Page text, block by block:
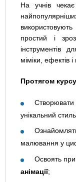
На учнів
простий і
інструментів
міміки, ефектів
Протягом
Створювати
унікальний
малювання у
Освоять
анімації;